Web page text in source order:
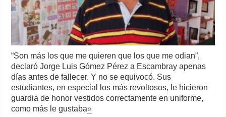
“Son más los que me quieren que los que me odian”,
declaró Jorge Luis Gómez Pérez a Escambray apenas
días antes de fallecer. Y no se equivocó. Sus
estudiantes, en especial los más revoltosos, le hicieron
guardia de honor vestidos correctamente en uniforme,
como más le gustaba»